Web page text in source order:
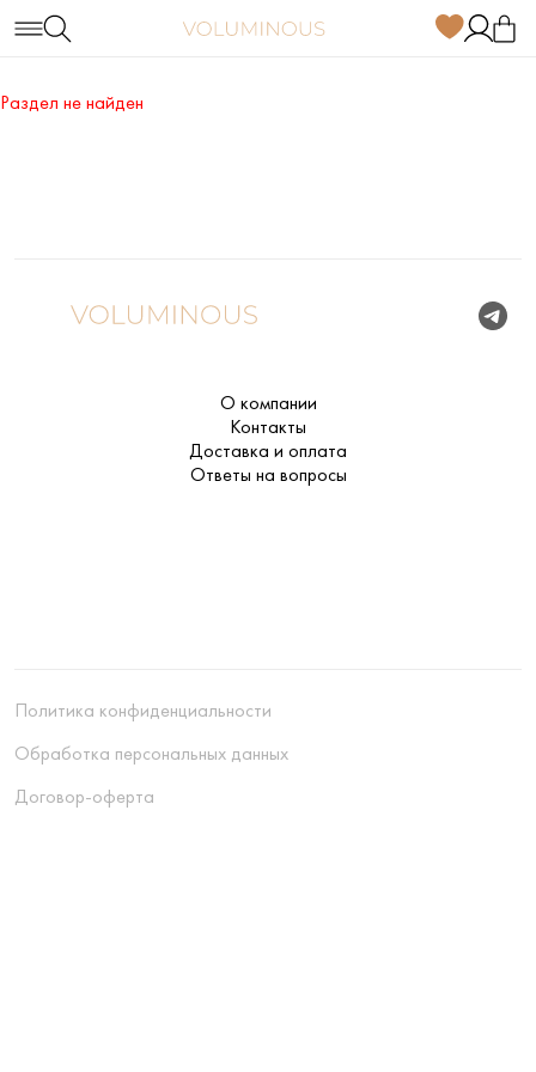
Раздел не найден
О компании
Контакты
Доставка и оплата
Ответы на вопросы
Политика конфиденциальности
Обработка персональных данных
Договор-оферта